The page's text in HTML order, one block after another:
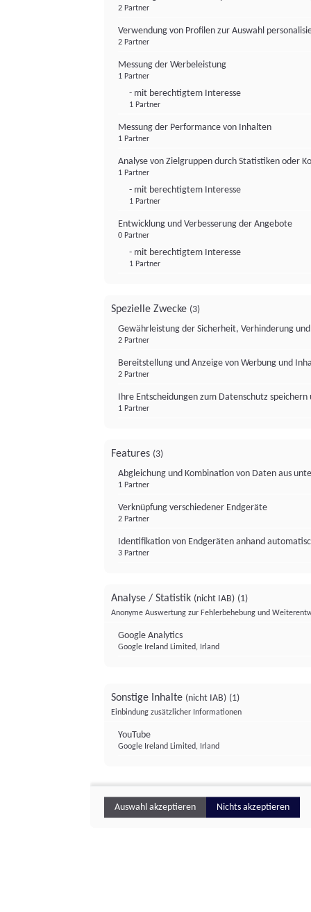
2 Partner
Verwendung von Profilen zur Auswahl
2 Partner
Messung der Werbeleistung
1 Partner
- mit berechtigtem Interesse
1 Partner
Messung der Performance von Inhalten
1 Partner
Analyse von Zielgruppen durch Statistiken oder
1 Partner
- mit berechtigtem Interesse
1 Partner
Entwicklung und Verbesserung der Angebote
0 Partner
- mit berechtigtem Interesse
1 Partner
Spezielle Zwecke (3)
Gewährleistung der Sicherheit, Verhinderung
2 Partner
Bereitstellung und Anzeige von Werbung und
2 Partner
Ihre Entscheidungen zum Datenschutz
1 Partner
Features (3)
Abgleichung und Kombination von Daten aus
1 Partner
Verknüpfung verschiedener Endgeräte
2 Partner
Identifikation von Endgeräten anhand
3 Partner
Analyse / Statistik (nicht IAB) (1)
Anonyme Auswertung zur Fehlerbehebung und
Google Analytics
Google Ireland Limited, Irland
Sonstige Inhalte (nicht IAB) (1)
Einbindung zusätzlicher Informationen
YouTube
Google Ireland Limited, Irland
Auswahl akzeptieren Nichts akzeptieren